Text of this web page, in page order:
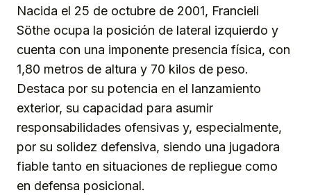
Nacida el 25 de octubre de 2001, Francieli
Söthe ocupa la posición de lateral izquierdo y
cuenta con una imponente presencia física, con
1,80 metros de altura y 70 kilos de peso.
Destaca por su potencia en el lanzamiento
exterior, su capacidad para asumir
responsabilidades ofensivas y, especialmente,
por su solidez defensiva, siendo una jugadora
fiable tanto en situaciones de repliegue como
en defensa posicional.